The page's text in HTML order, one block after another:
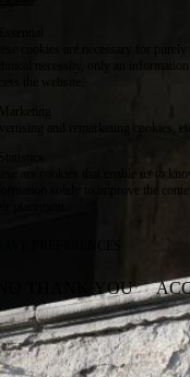
cookies are necessary for
necessity, only an
and remarketing cookies, etc.
are cookies that enable us to
solely to improve the
NO THANK YOU
WITHDRAW CONSENT